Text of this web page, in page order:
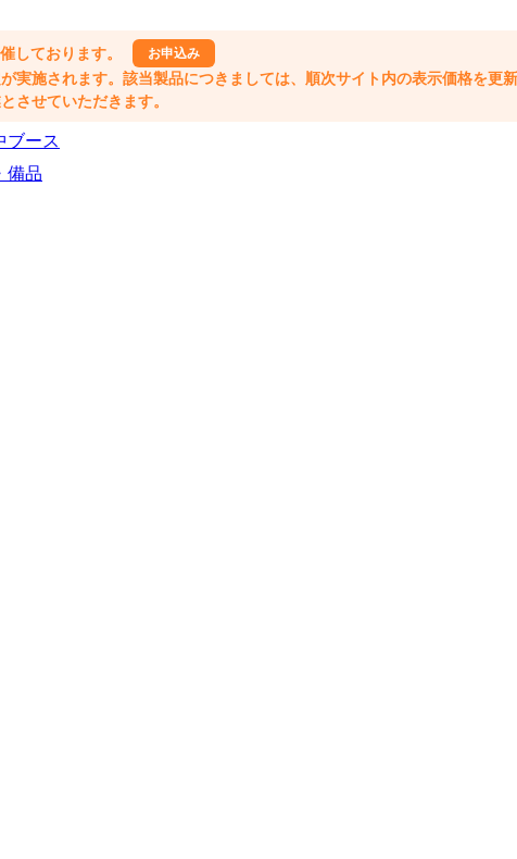
ブース
備品
しております。 お申込み
施されます。該当製品につきましては、順次サイト内の表示価格を更新
させていただきます。